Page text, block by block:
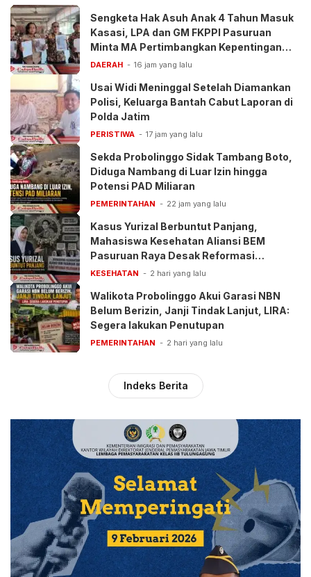
Sengketa Hak Asuh Anak 4 Tahun Masuk
Kasasi, LPA dan GM FKPPI Pasuruan
Minta MA Pertimbangkan Kepentingan
Anak
DAERAH 16 jam yang lalu
Usai Widi Meninggal Setelah Diamankan
Polisi, Keluarga Bantah Cabut Laporan di
Polda Jatim
PERISTIWA 17 jam yang lalu
Sekda Probolinggo Sidak Tambang Boto,
Diduga Nambang di Luar Izin hingga
Potensi PAD Miliaran
PEMERINTAHAN 22 jam yang lalu
Kasus Yurizal Berbuntut Panjang,
Mahasiswa Kesehatan Aliansi BEM
Pasuruan Raya Desak Reformasi
Pelayanan BPJS
KESEHATAN 2 hari yang lalu
Walikota Probolinggo Akui Garasi NBN
Belum Berizin, Janji Tindak Lanjut, LIRA:
Segera lakukan Penutupan
PEMERINTAHAN 2 hari yang lalu
Indeks Berita